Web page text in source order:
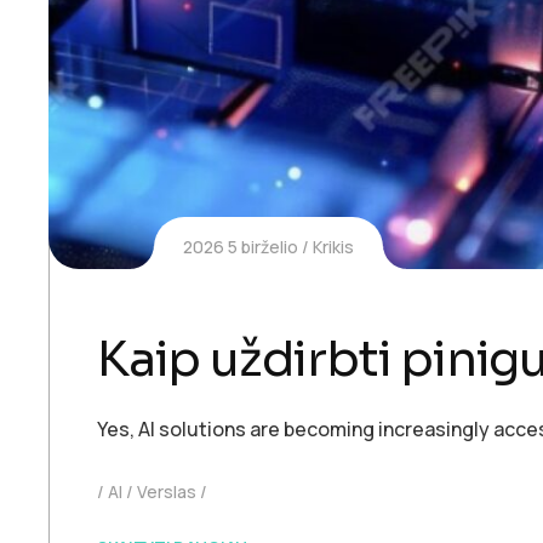
2026 5 birželio Krikis
Kaip uždirbti
Yes, AI solutions are becoming increasingly
AI Verslas